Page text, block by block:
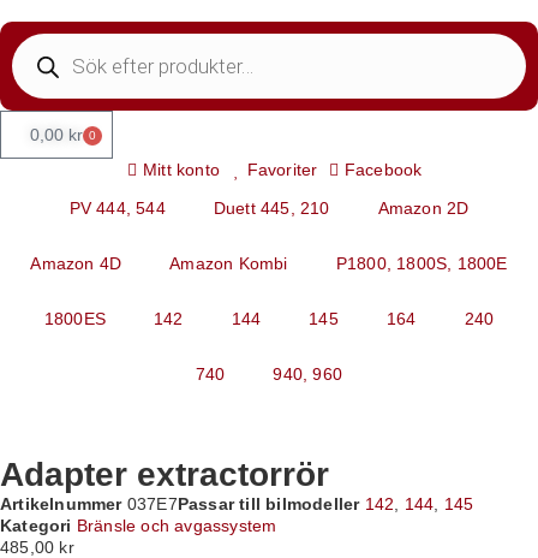
0,00 kr 0
Mitt konto Favoriter
Facebook
PV 444, 544
Duett 445, 210 Amazon 2D
Amazon 4D Amazon Kombi P1800, 1800S, 1800E
1800ES 142 144 145 164 240
740 940, 960
Adapter extractorrör
Artikelnummer 037E7Passar till bilmodeller 142 144
145
Kategori Bränsle och avgassystem
485,00 kr